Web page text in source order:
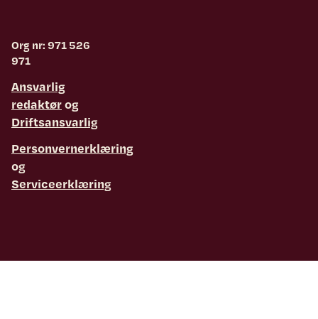
Org nr: 971 526
971
Ansvarlig
redaktørog
Driftsansvarlig
Personvernerklæring
og
Serviceerklæring